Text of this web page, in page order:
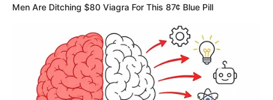
Men Are Ditching $80 Viagra For This 87¢ Blue Pill